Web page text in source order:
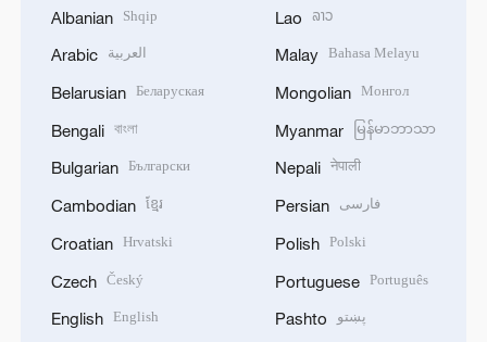
Albanian Shqip
Arabic العربية
Belarusian Беларуская
Bengali বাংলা
Bulgarian Български
Cambodian ខ្មែរ
Croatian Hrvatski
Czech Český
English English
Lao ລາວ
Malay Bahasa Melayu
Mongolian Монгол
Myanmar မြန်မာဘာသာ
Nepali नेपाली
Persian فارسی
Polish Polski
Portuguese Português
Pashto پښتو